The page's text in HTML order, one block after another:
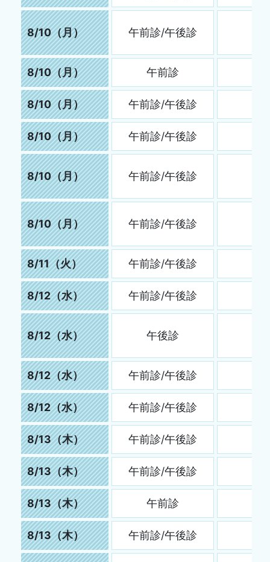
8/10（月） 午前診/午後診
8/10（月） 午前診
8/10（月） 午前診/午後診
8/10（月） 午前診/午後診
8/10（月） 午前診/午後診
8/10（月） 午前診/午後診
8/11（火） 午前診/午後診
8/12（水） 午前診/午後診
8/12（水） 午後診
8/12（水） 午前診/午後診
8/12（水） 午前診/午後診
8/13（木） 午前診/午後診
8/13（木） 午前診/午後診
8/13（木） 午前診
8/13（木） 午前診/午後診